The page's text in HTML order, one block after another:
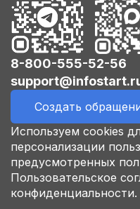
8-800-555-52-56
Создать
Используем cookies
персонализации
предусмотренных
Пользовательское
конфиденциальности.